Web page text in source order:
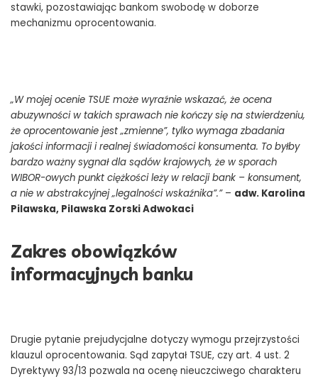
stawki, pozostawiając bankom swobodę w doborze
mechanizmu oprocentowania.
„W mojej ocenie TSUE może wyraźnie wskazać, że ocena
abuzywności w takich sprawach nie kończy się na stwierdzeniu,
że oprocentowanie jest „zmienne”, tylko wymaga zbadania
jakości informacji i realnej świadomości konsumenta. To byłby
bardzo ważny sygnał dla sądów krajowych, że w sporach
WIBOR-owych punkt ciężkości leży w relacji bank – konsument,
a nie w abstrakcyjnej „legalności wskaźnika”.”– adw. Karolina
Pilawska, Pilawska Zorski Adwokaci
Zakres obowiązków
informacyjnych banku
Drugie pytanie prejudycjalne dotyczy wymogu przejrzystości
klauzul oprocentowania. Sąd zapytał TSUE, czy art. 4 ust. 2
Dyrektywy 93/13 pozwala na ocenę nieuczciwego charakteru